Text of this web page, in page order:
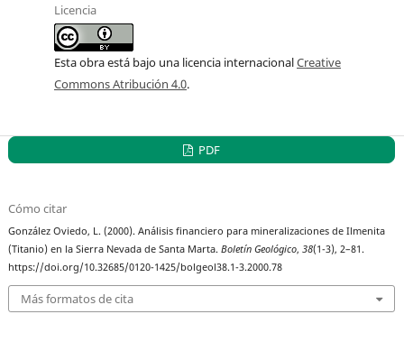
Licencia
Esta obra está bajo una licencia internacionalCreative
Commons Atribución 4.0.
PDF
Cómo citar
González Oviedo, L. (2000). Análisis financiero para mineralizaciones de Ilmenita
(Titanio) en la Sierra Nevada de Santa Marta.Boletín Geológico,38(1-3), 2–81.
https://doi.org/10.32685/0120-1425/bolgeol38.1-3.2000.78
Más formatos de cita